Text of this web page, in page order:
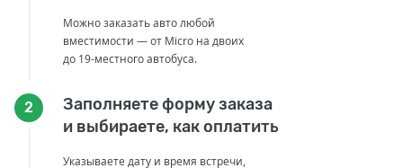
Можно заказать авто любой
вместимости — от Micro на двоих
до 19-местного автобуса.
2
Заполняете форму заказа
и выбираете, как оплатить
Указываете дату и время встречи,